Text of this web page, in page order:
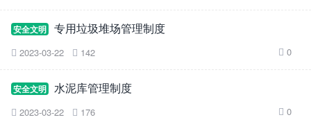
安全文明 专用垃圾堆场管理制度
 2023-03-22  142  0
安全文明 水泥库管理制度
 2023-03-22  176  0